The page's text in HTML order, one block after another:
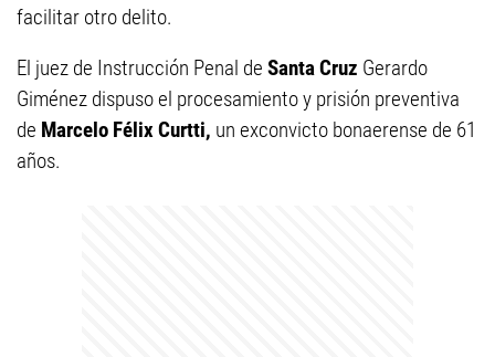
facilitar otro delito.
El juez de Instrucción Penal de Santa Cruz Gerardo
Giménez dispuso el procesamiento y prisión preventiva
de Marcelo Félix Curtti, un exconvicto bonaerense de 61
años.